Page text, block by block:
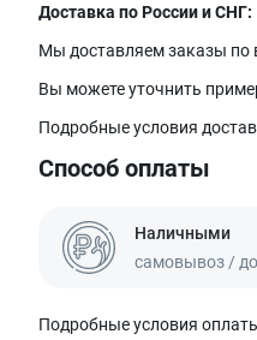
Доставка по России и СНГ:
Мы доставляем заказы по
Вы можете уточнить
Подробные условия
Способ оплаты
Наличными
самовывоз /
Подробные условия